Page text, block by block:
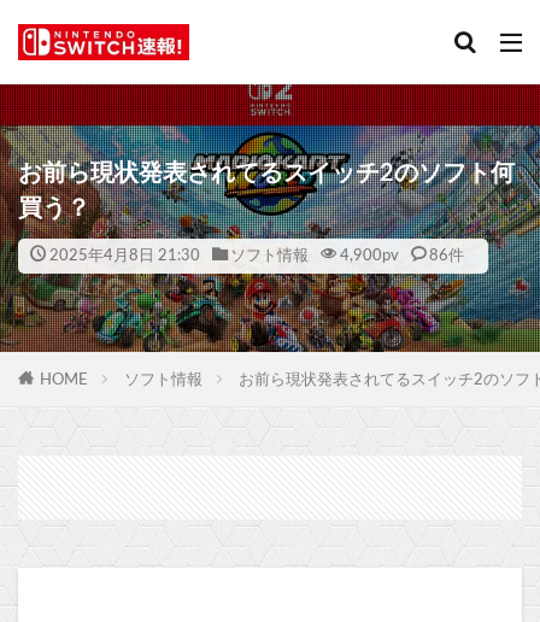
お前ら現状発表されてるスイッチ2のソフト何
買う？
2025年4月8日 21:30 ソフト情報 4,900pv 86件
HOME ソフト情報 お前ら現状発表されてるスイッチ2のソフ